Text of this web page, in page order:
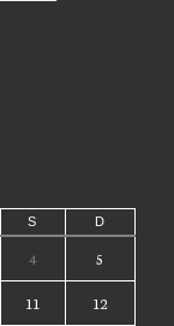
S D
4 5
11 12